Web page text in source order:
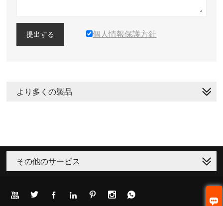

提出する 個人情報保護方針
より多くの製品
その他のサービス
      